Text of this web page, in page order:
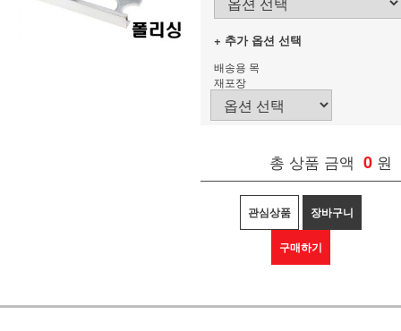
+ 추가 옵션 선택
배송용 목
재포장
총 상품 금액 0 원
관심상품 장바구니
구매하기